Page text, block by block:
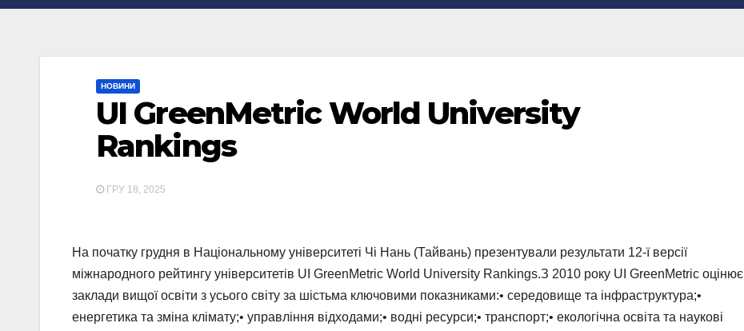
НОВИНИ
UI GreenMetric World University
Rankings
ГРУ 18, 2025
На початку грудня в Національному університеті Чі Нань (Тайвань) презентували результати 12-ї версії
міжнародного рейтингу університетів UI GreenMetric World University Rankings.З 2010 року UI GreenMetric оцінює
заклади вищої освіти з усього світу за шістьма ключовими показниками:• середовище та інфраструктура;•
енергетика та зміна клімату;• управління відходами;• водні ресурси;• транспорт;• екологічна освіта та наукові